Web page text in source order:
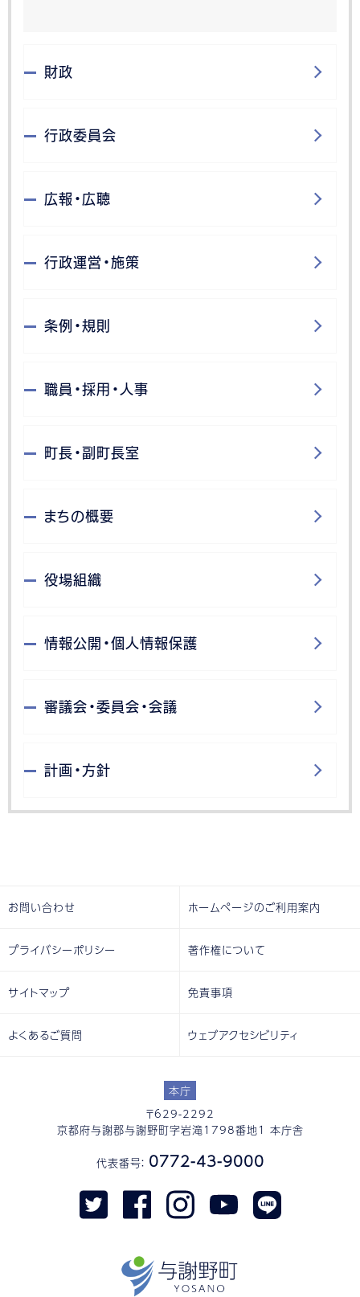
財政
行政委員会
広報・広聴
行政運営・施策
条例・規則
職員・採用・人事
町長・副町長室
まちの概要
役場組織
情報公開・個人情報保護
審議会・委員会・会議
計画・方針
本庁
〒629-2292
京都府与謝郡与謝野町字岩滝1798番地1 本庁舎
代表番号： 0772-43-9000
お問い合わせ ホームページのご利用案内
プライバシーポリシー 著作権について
サイトマップ 免責事項
よくあるご質問 ウェブアクセシビリティ